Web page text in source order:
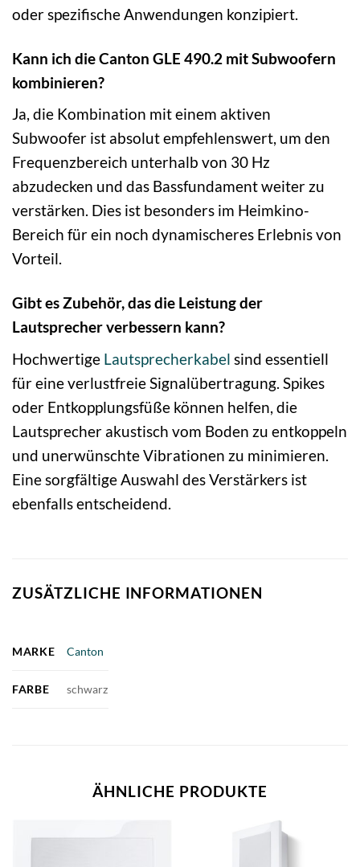
oder spezifische Anwendungen konzipiert.
Kann ich die Canton GLE 490.2 mit Subwoofern
kombinieren?
Ja, die Kombination mit einem aktiven
Subwoofer ist absolut empfehlenswert, um den
Frequenzbereich unterhalb von 30 Hz
abzudecken und das Bassfundament weiter zu
verstärken. Dies ist besonders im Heimkino-
Bereich für ein noch dynamischeres Erlebnis von
Vorteil.
Gibt es Zubehör, das die Leistung der
Lautsprecher verbessern kann?
Hochwertige Lautsprecherkabel sind essentiell
für eine verlustfreie Signalübertragung. Spikes
oder Entkopplungsfüße können helfen, die
Lautsprecher akustisch vom Boden zu entkoppeln
und unerwünschte Vibrationen zu minimieren.
Eine sorgfältige Auswahl des Verstärkers ist
ebenfalls entscheidend.
ZUSÄTZLICHE INFORMATIONEN
MARKE Canton
FARBE schwarz
ÄHNLICHE PRODUKTE